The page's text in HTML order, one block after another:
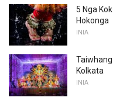
5 Nga
Hokonga
INIA
Kolkata
INIA